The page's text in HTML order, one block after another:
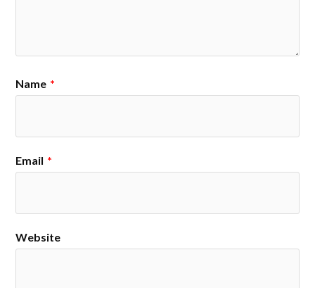
Name *
Email *
Website